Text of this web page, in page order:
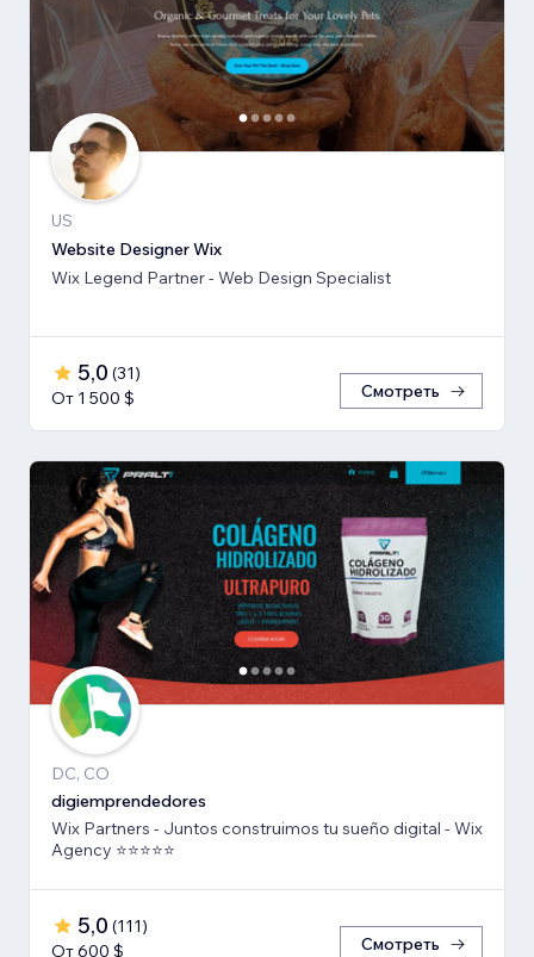
US
Website Designer Wix
Wix Legend Partner - Web Design Specialist
5,0 (31)
От 1 500 $
Смотреть
DC, CO
digiemprendedores
Wix Partners - Juntos construimos tu sueño digital - Wix
Agency ⭐️⭐️⭐️⭐️⭐️
5,0 (111)
От 600 $
Смотреть